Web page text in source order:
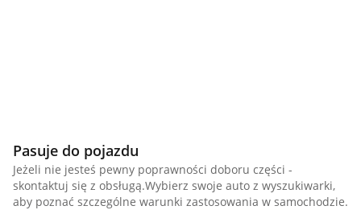
Pasuje do pojazdu
Jeżeli nie jesteś pewny poprawności doboru części -
skontaktuj się z obsługą.Wybierz swoje auto z wyszukiwarki,
aby poznać szczególne warunki zastosowania w samochodzie.